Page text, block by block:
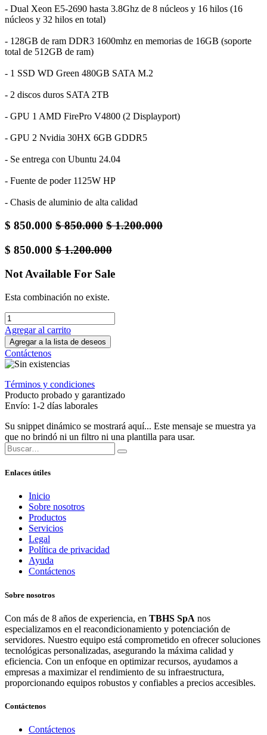
- Dual Xeon E5-2690 hasta 3.8Ghz de 8 núcleos y 16 hilos (16
núcleos y 32 hilos en total)
- 128GB de ram DDR3 1600mhz en memorias de 16GB (soporte
total de 512GB de ram)
- 1 SSD WD Green 480GB SATA M.2
- 2 discos duros SATA 2TB
- GPU 1 AMD FirePro V4800 (2 Displayport)
- GPU 2 Nvidia 30HX 6GB GDDR5
- Se entrega con Ubuntu 24.04
- Fuente de poder 1125W HP
- Chasis de aluminio de alta calidad
$ 850.000 $850.000 $1.200.000
$ 850.000 $1.200.000
Not Available For Sale
Esta combinación no existe.
Agregar al carrito
Agregar a la lista de deseos
Contáctenos
Términos y condiciones
Producto probado y garantizado
Envío: 1-2 días laborales
Su snippet dinámico se mostrará aquí... Este mensaje se muestra ya
que no brindó ni un filtro ni una plantilla para usar.
Enlaces útiles
Inicio
Sobre nosotros
Productos
Servicios
Legal
Política de privacidad
Ayuda
Contáctenos
Sobre nosotros
Con más de 8 años de experiencia, en TBHS SpA nos
especializamos en el reacondicionamiento y potenciación de
servidores. Nuestro equipo está comprometido en ofrecer soluciones
tecnológicas personalizadas, asegurando la máxima calidad y
eficiencia. Con un enfoque en optimizar recursos, ayudamos a
empresas a maximizar el rendimiento de su infraestructura,
proporcionando equipos robustos y confiables a precios accesibles.
Contáctenos
Contáctenos